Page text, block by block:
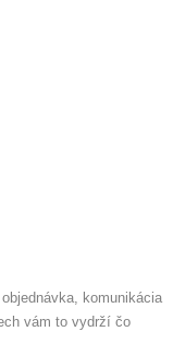
komunikácia
vám to vydrží čo